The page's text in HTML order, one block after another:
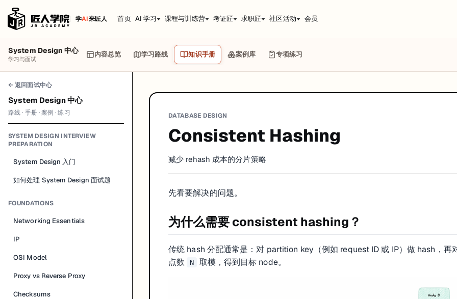
学AI来匠人 首页 AI 学习 课程与训练营 考证匠 求职匠 社区活动 会员
System Design 中心
学习与面试
内容总览 学习路线 知识手册 案例库 专项练习
← 返回面试中心
System Design 中心
路线 · 手册 · 案例 · 练习
SYSTEM DESIGN INTERVIEW
PREPARATION
System Design 入门
如何处理 System Design 面试题
FOUNDATIONS
Networking Essentials
IP
OSI Model
Proxy vs Reverse Proxy
Checksums
DATABASE DESIGN
Consistent Hashing
减少 rehash 成本的分片策略
先看要解决的问题。
为什么需要 consistent hashing？
传统 hash 分配通常是：对 partition key（例如 request ID 或 IP）做 hash，再
点数
N 取模，得到目标 node。